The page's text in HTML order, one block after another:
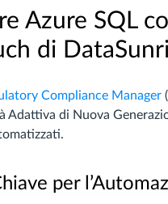
Azure SQL
di
Compliance Manager
Adattiva di Nuova
per